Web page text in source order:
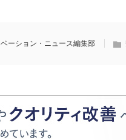
ーション・ニュース編集部